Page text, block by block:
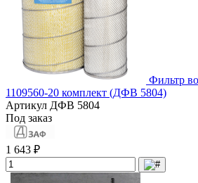
Фильтр
1109560-20 комплект (ДФВ 5804)
Артикул ДФВ 5804
Под заказ
1 643 ₽